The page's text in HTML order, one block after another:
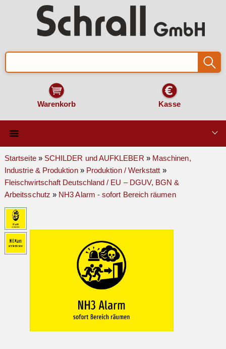
Warenkorb Kasse
Qualität & Technik
SCHILDER und AUFKLEBER
Montage & Zubehör
Startseite» SCHILDER und AUFKLEBER » Maschinen,
Industrie & Produktion» Produktion / Werkstatt »
Fleischwirtschaft Deutschland / EU – DGUV, BGN &
Arbeitsschutz » NH3 Alarm - sofort Bereich räumen